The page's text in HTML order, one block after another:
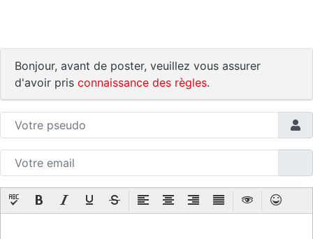
Bonjour, avant de poster, veuillez vous assurer
d'avoir pris connaissance des règles.